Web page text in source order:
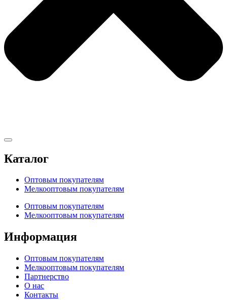
Каталог
Оптовым покупателям
Мелкооптовым покупателям
Оптовым покупателям
Мелкооптовым покупателям
Информация
Оптовым покупателям
Мелкооптовым покупателям
Партнерство
О нас
Контакты